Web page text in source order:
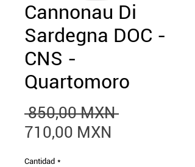
Cannonau Di
Sardegna DOC -
CNS -
Quartomoro
850,00 MXN Precio
710,00 MXN
Cantidad *